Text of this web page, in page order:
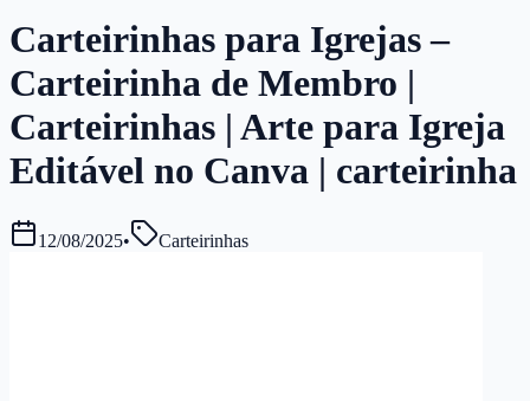
Carteirinhas para Igrejas –
Carteirinha de Membro |
Carteirinhas | Arte para Igreja
Editável no Canva | carteirinha
12/08/2025• Carteirinhas